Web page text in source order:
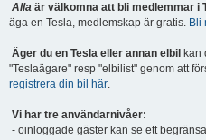
Alla är välkomna att bli medlemmar i
äga en Tesla, medlemskap är gratis. Bli
Äger du en Tesla eller annan elbil kan
"Teslaägare" resp "elbilist" genom att
registrera din bil här.
Vi har tre användarnivåer:
- oinloggade gäster kan se ett